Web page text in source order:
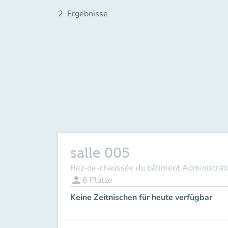
2 Ergebnisse
salle 005
Rez-de-chaussée du bâtiment
person 6 Plätze
Keine Zeitnischen für heute verfügbar